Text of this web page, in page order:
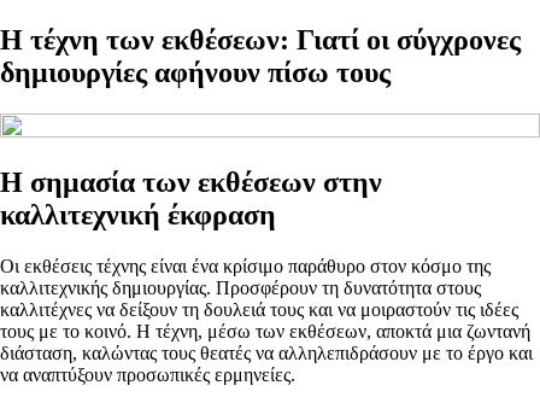
Η τέχνη των εκθέσεων: Γιατί οι σύγχρονες
δημιουργίες αφήνουν πίσω τους
Η σημασία των εκθέσεων στην
καλλιτεχνική έκφραση
Οι εκθέσεις τέχνης είναι ένα κρίσιμο παράθυρο στον κόσμο της
καλλιτεχνικής δημιουργίας. Προσφέρουν τη δυνατότητα στους
καλλιτέχνες να δείξουν τη δουλειά τους και να μοιραστούν τις ιδέες
τους με το κοινό. Η τέχνη, μέσω των εκθέσεων, αποκτά μια ζωντανή
διάσταση, καλώντας τους θεατές να αλληλεπιδράσουν με το έργο και
να αναπτύξουν προσωπικές ερμηνείες.